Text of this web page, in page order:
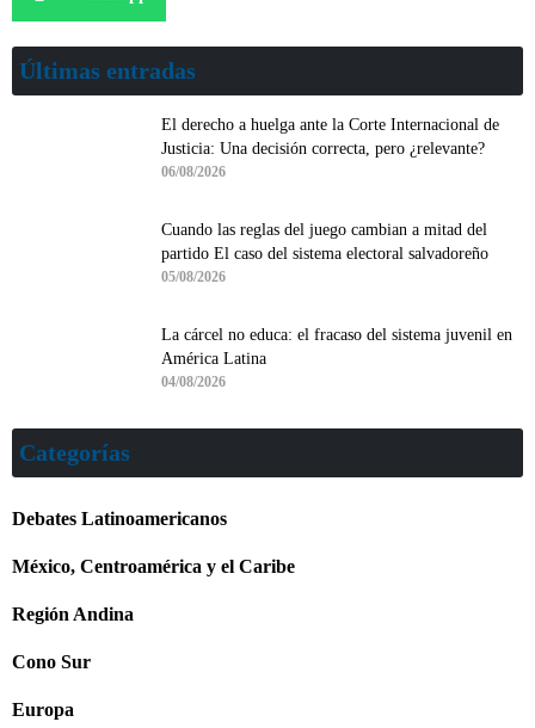
Últimas entradas
El derecho a huelga ante la Corte Internacional de
Justicia: Una decisión correcta, pero ¿relevante?
06/08/2026
Cuando las reglas del juego cambian a mitad del
partido El caso del sistema electoral salvadoreño
05/08/2026
La cárcel no educa: el fracaso del sistema juvenil en
América Latina
04/08/2026
Categorías
Debates Latinoamericanos
México, Centroamérica y el Caribe
Región Andina
Cono Sur
Europa